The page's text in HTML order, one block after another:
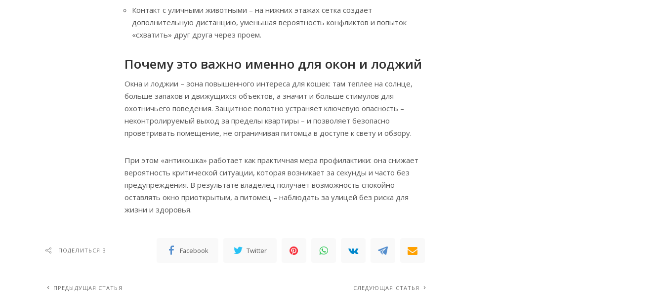
Контакт с уличными животными – на нижних этажах сетка создает
дополнительную дистанцию, уменьшая вероятность конфликтов и попыток
«схватить» друг друга через проем.
Почему это важно именно для окон и лоджий
Окна и лоджии – зона повышенного интереса для кошек: там теплее на солнце,
больше запахов и движущихся объектов, а значит и больше стимулов для
охотничьего поведения. Защитное полотно устраняет ключевую опасность –
неконтролируемый выход за пределы квартиры – и позволяет безопасно
проветривать помещение, не ограничивая питомца в доступе к свету и обзору.
При этом «антикошка» работает как практичная мера профилактики: она снижает
вероятность критической ситуации, которая возникает за секунды и часто без
предупреждения. В результате владелец получает возможность спокойно
оставлять окно приоткрытым, а питомец – наблюдать за улицей без риска для
жизни и здоровья.
ПОДЕЛИТЬСЯ В Facebook Twitter
ПРЕДЫДУЩАЯ СТАТЬЯ СЛЕДУЮЩАЯ СТАТЬЯ